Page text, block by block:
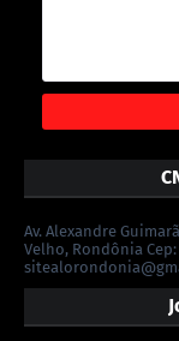
Av. Alexandre
Velho, Rondônia Cep: